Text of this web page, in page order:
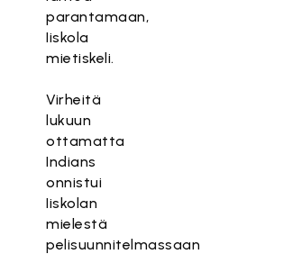
parantamaan,
Iiskola
mietiskeli.
Virheitä
lukuun
ottamatta
Indians
onnistui
Iiskolan
mielestä
pelisuunnitelmassaan